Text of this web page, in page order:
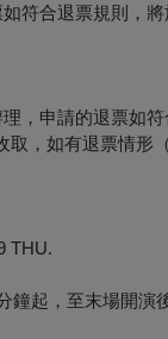
符合退票規則，將
，申請的退票如
，如有退票情形
THU.
鐘起，至末場開演